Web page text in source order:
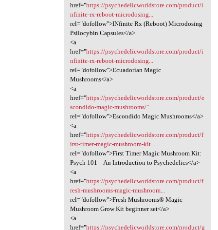
href="https://psychedelicworldstore.com/product/i
nfinite-rx-reboot-microdosing...
rel="dofollow">INfinite Rx (Reboot) Microdosing
Psilocybin Capsules</a>
<a
href="https://psychedelicworldstore.com/product/i
nfinite-rx-reboot-microdosing...
rel="dofollow">Ecuadorian Magic
Mushrooms</a>
<a
href="https://psychedelicworldstore.com/product/e
scondido-magic-mushrooms/"
rel="dofollow">Escondido Magic Mushrooms</a>
<a
href="https://psychedelicworldstore.com/product/f
irst-timer-magic-mushroom-kit...
rel="dofollow">First Timer Magic Mushroom Kit:
Psych 101 – An Introduction to Psychedelics</a>
<a
href="https://psychedelicworldstore.com/product/f
resh-mushrooms-magic-mushroom...
rel="dofollow">Fresh Mushrooms® Magic
Mushroom Grow Kit beginner set</a>
<a
href="https://psychedelicworldstore.com/product/g